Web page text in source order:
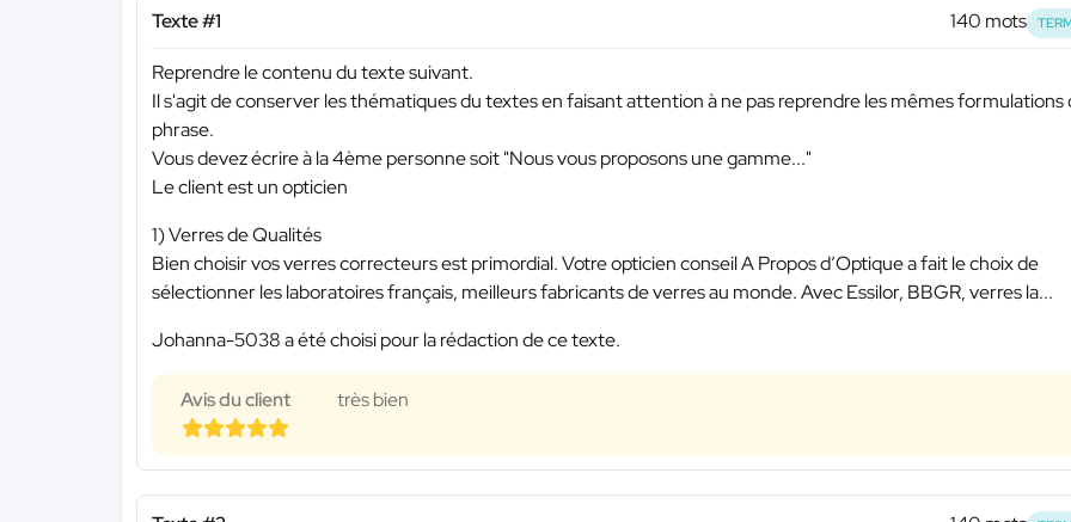
Texte #1 140 mots
Reprendre le contenu du texte suivant.
Il s'agit de conserver les thématiques du textes en faisant attention à ne pas reprendre les mêmes formulations
phrase.
Vous devez écrire à la 4ème personne soit "Nous vous proposons une gamme..."
Le client est un opticien
1) Verres de Qualités
Bien choisir vos verres correcteurs est primordial. Votre opticien conseil A Propos d’Optique a fait le choix de
sélectionner les laboratoires français, meilleurs fabricants de verres au monde. Avec Essilor, BBGR, verres la...
Johanna-5038 a été choisi pour la rédaction de ce texte.
Avis du client très bien